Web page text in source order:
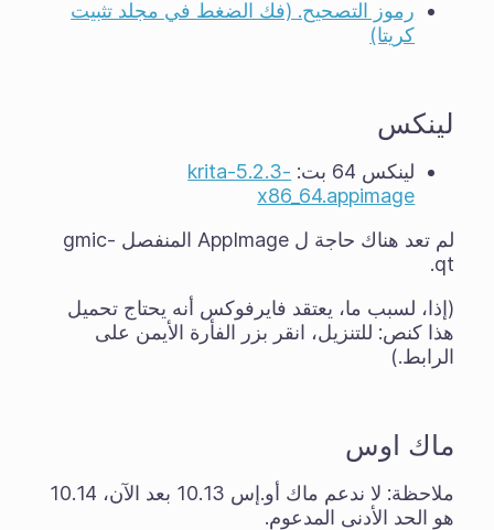
رموز التصحيح. (فك الضغط في مجلد تثبيت
كريتا)
لينكس
لينكس 64 بت:
krita-5.2.3-
x86_64.appimage
لم تعد هناك حاجة ل AppImage المنفصل gmic-
qt.
(إذا، لسبب ما، يعتقد فايرفوكس أنه يحتاج تحميل
هذا كنص: للتنزيل، انقر بزر الفأرة الأيمن على
الرابط.)
ماك اوس
ملاحظة: لا ندعم ماك أو.إس 10.13 بعد الآن، 10.14
هو الحد الأدنى المدعوم.